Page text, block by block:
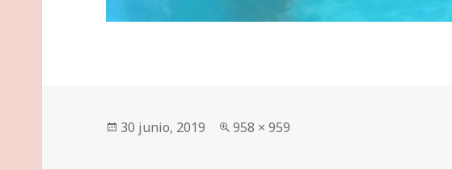
Publicado
30 junio, 2019
Tamaño
958 × 959